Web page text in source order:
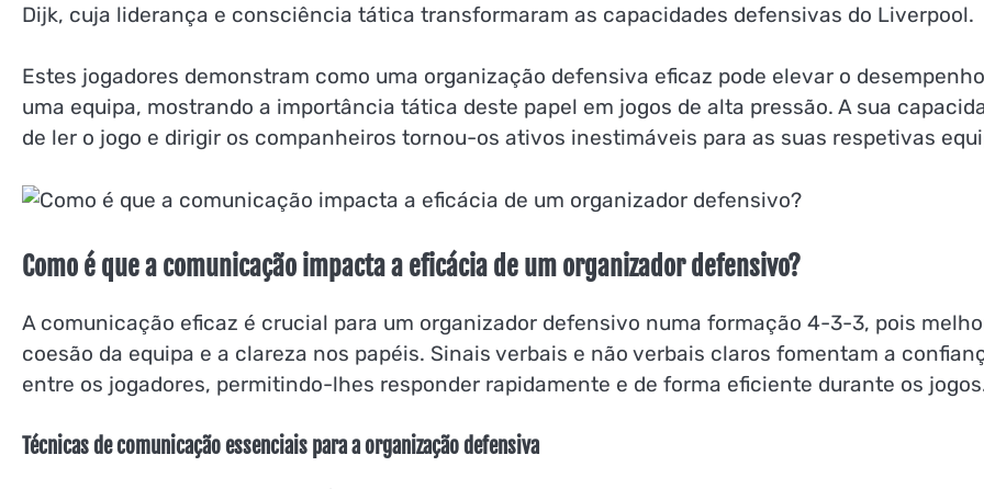
Dijk, cuja liderança e consciência tática transformaram as capacidades defensivas do Liverpool.
Estes jogadores demonstram como uma organização defensiva eficaz pode elevar o
uma equipa, mostrando a importância tática deste papel em jogos de alta pressão. A sua
de ler o jogo e dirigir os companheiros tornou-os ativos inestimáveis para as suas respetivas
Como é que a comunicação impacta a eficácia de um organizador defensivo?
A comunicação eficaz é crucial para um organizador defensivo numa formação 4-3-3, pois
coesão da equipa e a clareza nos papéis. Sinais verbais e não verbais claros fomentam a
entre os jogadores, permitindo-lhes responder rapidamente e de forma eficiente durante os
Técnicas de comunicação essenciais para a organização defensiva